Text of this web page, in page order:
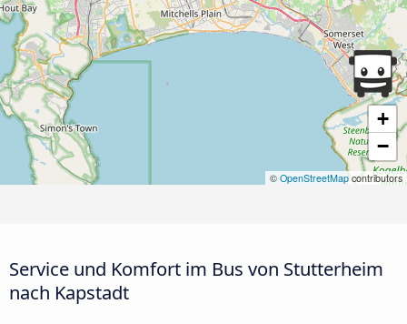
+
−
© OpenStreetMap contributors
Service und Komfort im Bus von Stutterheim
nach Kapstadt